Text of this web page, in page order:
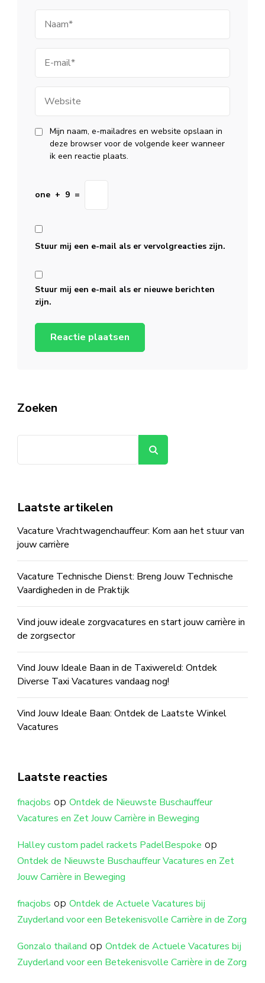
mail
Mijn naam, e-mailadres en website opslaan in
deze browser voor de volgende keer wanneer
ik een reactie plaats.
one + 9 =
Stuur mij een e-mail als er vervolgreacties zijn.
Stuur mij een e-mail als er nieuwe berichten
zijn.
Zoeken
Laatste artikelen
Vacature Vrachtwagenchauffeur: Kom aan het stuur van
jouw carrière
Vacature Technische Dienst: Breng Jouw Technische
Vaardigheden in de Praktijk
Vind jouw ideale zorgvacatures en start jouw carrière in
de zorgsector
Vind Jouw Ideale Baan in de Taxiwereld: Ontdek
Diverse Taxi Vacatures vandaag nog!
Vind Jouw Ideale Baan: Ontdek de Laatste Winkel
Vacatures
Laatste reacties
fnacjobs op Ontdek de Nieuwste Buschauffeur
Vacatures en Zet Jouw Carrière in Beweging
Halley custom padel rackets PadelBespoke op
Ontdek de Nieuwste Buschauffeur Vacatures en Zet
Jouw Carrière in Beweging
fnacjobs op Ontdek de Actuele Vacatures bij
Zuyderland voor een Betekenisvolle Carrière in de Zorg
Gonzalo thailand op Ontdek de Actuele Vacatures bij
Zuyderland voor een Betekenisvolle Carrière in de Zorg